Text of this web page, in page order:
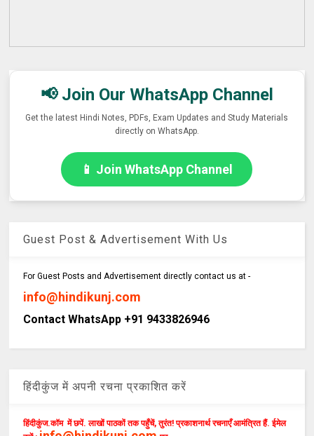
📢 Join Our WhatsApp Channel
Get the latest Hindi Notes, PDFs, Exam Updates and Study Materials
directly on WhatsApp.
📱 Join WhatsApp Channel
Guest Post & Advertisement With Us
For Guest Posts and Advertisement directly contact us at -
info@hindikunj.com
Contact WhatsApp +91 9433826946
हिंदीकुंज में अपनी रचना प्रकाशित करें
हिंदीकुंज.कॉम में छपें. लाखों पाठकों तक पहुँचें, तुरंत! प्रकाशनार्थ रचनाएँ आमंत्रित हैं. ईमेल